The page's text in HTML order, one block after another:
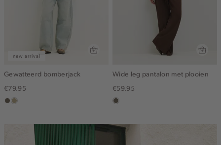
new arrival
Gewatteerd bomberjack
€79.95
middenbruin
lichtkhaki
Wide leg pantalon met plooien
€59.95
middenbruin